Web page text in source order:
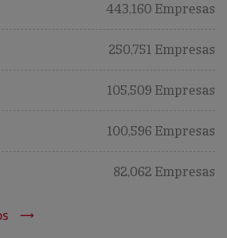
443,160 Empresas
250,751 Empresas
105,509 Empresas
100,596 Empresas
82,062 Empresas